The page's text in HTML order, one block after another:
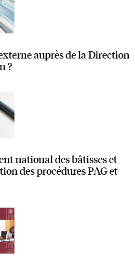
auprès de la Direction
?
national des bâtisses et
des procédures PAG et